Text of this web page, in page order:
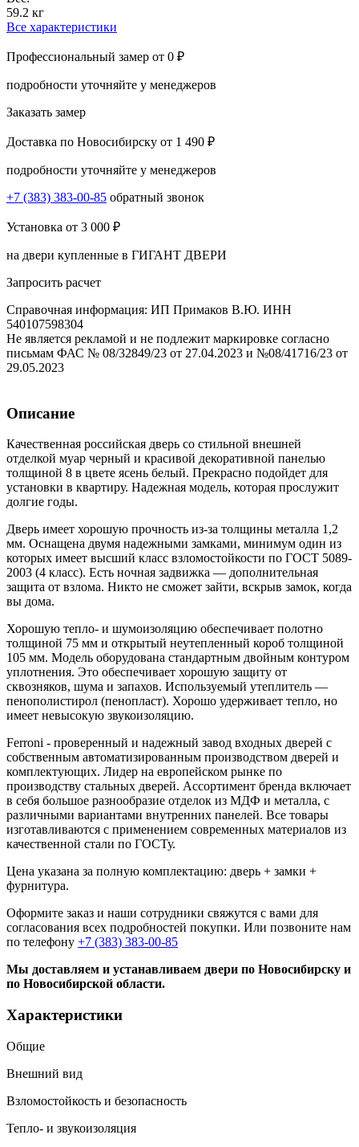
59.2 кг
Все характеристики
Профессиональный замер от 0 ₽
подробности уточняйте у менеджеров
Заказать замер
Доставка по Новосибирску от 1 490 ₽
подробности уточняйте у менеджеров
+7 (383) 383-00-85 обратный звонок
Установка от 3 000 ₽
на двери купленные в ГИГАНТ ДВЕРИ
Запросить расчет
Справочная информация: ИП Примаков В.Ю. ИНН
540107598304
Не является рекламой и не подлежит маркировке согласно
письмам ФАС № 08/32849/23 от 27.04.2023 и №08/41716/23 от
29.05.2023
Описание
Качественная российская дверь со стильной внешней
отделкой муар черный и красивой декоративной панелью
толщиной 8 в цвете ясень белый. Прекрасно подойдет для
установки в квартиру. Надежная модель, которая прослужит
долгие годы.
Дверь имеет хорошую прочность из-за толщины металла 1,2
мм. Оснащена двумя надежными замками, минимум один из
которых имеет высший класс взломостойкости по ГОСТ 5089-
2003 (4 класс). Есть ночная задвижка — дополнительная
защита от взлома. Никто не сможет зайти, вскрыв замок, когда
вы дома.
Хорошую тепло- и шумоизоляцию обеспечивает полотно
толщиной 75 мм и открытый неутепленный короб толщиной
105 мм. Модель оборудована стандартным двойным контуром
уплотнения. Это обеспечивает хорошую защиту от
сквозняков, шума и запахов. Используемый утеплитель —
пенополистирол (пенопласт). Хорошо удерживает тепло, но
имеет невысокую звукоизоляцию.
Ferroni - проверенный и надежный завод входных дверей с
собственным автоматизированным производством дверей и
комплектующих. Лидер на европейском рынке по
производству стальных дверей. Ассортимент бренда включает
в себя большое разнообразие отделок из МДФ и металла, с
различными вариантами внутренних панелей. Все товары
изготавливаются с применением современных материалов из
качественной стали по ГОСТу.
Цена указана за полную комплектацию: дверь + замки +
фурнитура.
Оформите заказ и наши сотрудники свяжутся с вами для
согласования всех подробностей покупки. Или позвоните нам
по телефону +7 (383) 383-00-85
Мы доставляем и устанавливаем двери по Новосибирску и
по Новосибирской области.
Характеристики
Общие
Внешний вид
Взломостойкость и безопасность
Тепло- и звукоизоляция